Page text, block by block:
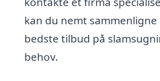
kan du nemt
bedste tilbud på
behov.